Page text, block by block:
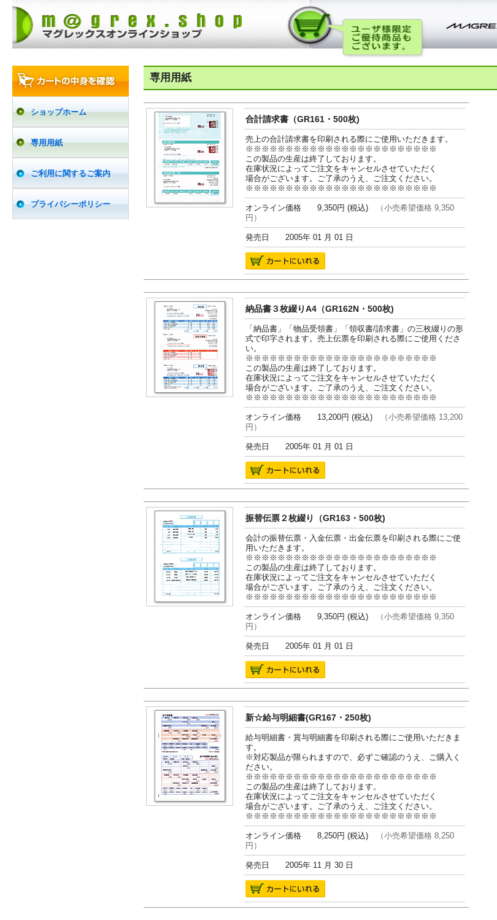
ショップホーム
専用用紙
ご利用に関するご案内
プライバシーポリシー
専用用紙
合計請求書（GR161・500枚)
売上の合計請求書を印刷される際にご使用いただきます。
※※※※※※※※※※※※※※※※※※※※※※※※
この製品の生産は終了しております。
在庫状況によってご注文をキャンセルさせていただく
場合がございます。ご了承のうえ、ご注文ください。
※※※※※※※※※※※※※※※※※※※※※※※※
オンライン価格 9,350円 (税込)
（小売希望価格 9,350
円）
発売日 2005年 01 月 01 日
納品書３枚綴りA4（GR162N・500枚)
「納品書」「物品受領書」「領収書/請求書」の三枚綴りの形
式で印字されます。売上伝票を印刷される際にご使用くださ
い。
※※※※※※※※※※※※※※※※※※※※※※※※
この製品の生産は終了しております。
在庫状況によってご注文をキャンセルさせていただく
場合がございます。ご了承のうえ、ご注文ください。
※※※※※※※※※※※※※※※※※※※※※※※※
オンライン価格 13,200円 (税込)
（小売希望価格 13,200
円）
発売日 2005年 01 月 01 日
振替伝票２枚綴り（GR163・500枚)
会計の振替伝票・入金伝票・出金伝票を印刷される際にご使
用いただきます。
※※※※※※※※※※※※※※※※※※※※※※※※
この製品の生産は終了しております。
在庫状況によってご注文をキャンセルさせていただく
場合がございます。ご了承のうえ、ご注文ください。
※※※※※※※※※※※※※※※※※※※※※※※※
オンライン価格 9,350円 (税込)
（小売希望価格 9,350
円）
発売日 2005年 01 月 01 日
新☆給与明細書(GR167・250枚)
給与明細書・賞与明細書を印刷される際にご使用いただきま
す。
※対応製品が限られますので、必ずご確認のうえ、ご購入く
ださい。
※※※※※※※※※※※※※※※※※※※※※※※※
この製品の生産は終了しております。
在庫状況によってご注文をキャンセルさせていただく
場合がございます。ご了承のうえ、ご注文ください。
※※※※※※※※※※※※※※※※※※※※※※※※
オンライン価格 8,250円 (税込)
（小売希望価格 8,250
円）
発売日 2005年 11 月 30 日